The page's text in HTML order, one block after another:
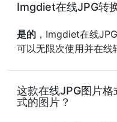
Imgdiet在线JPG转
是的 ，Imgdiet在线
可以无限次使用并在线
这款在线JPG图片
式的图片？